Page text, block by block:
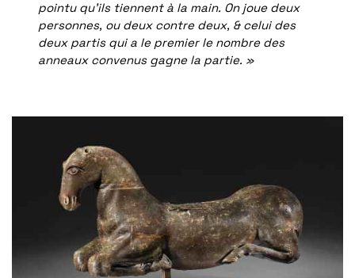
pointu qu’ils tiennent à la main. On joue deux
personnes, ou deux contre deux, & celui des
deux partis qui a le premier le nombre des
anneaux convenus gagne la partie. »